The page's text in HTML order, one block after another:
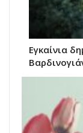
Εγκαίνια